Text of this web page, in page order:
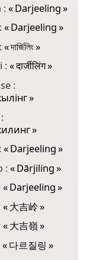
:«Darjeeling»
«Darjeeling»
«দার্জিলিং»
:«दार्जीलिंग»
:
»
»
«Darjeeling»
:«Dārjiling»
«Darjeeling»
«大吉岭»
«大吉嶺»
«다르질링 »